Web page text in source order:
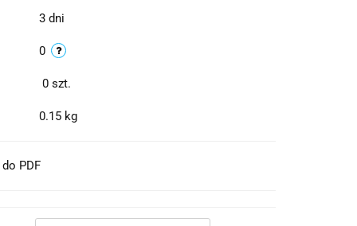
3 dni
0
0 szt.
0.15 kg
PDF